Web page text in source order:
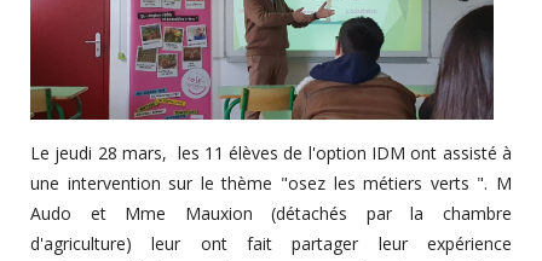
Le jeudi 28 mars, les 11 élèves de l'option IDM ont assisté à
une intervention sur le thème "osez les métiers verts ". M
Audo et Mme Mauxion (détachés par la chambre
d'agriculture) leur ont fait partager leur expérience